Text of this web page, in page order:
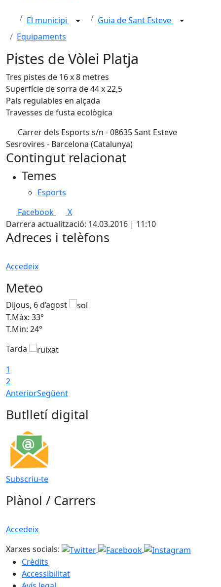
El municipi
Guia de Sant Esteve
Equipaments
Pistes de Vòlei Platja
Tres pistes de 16 x 8 metres
Superfície de sorra de 44 x 22,5
Pals regulables en alçada
Travesses de fusta ecològica
Carrer dels Esports s/n - 08635 Sant Esteve
Sesrovires - Barcelona (Catalunya)
Contingut relacionat
Temes
Esports
Facebook
X
Darrera actualització: 14.03.2016 | 11:10
Adreces i telèfons
Accedeix
Meteo
Dijous, 6 d’agost
T.Màx: 33°
T.Min: 24°
Tarda
1
2
AnteriorSegüent
Butlletí digital
Subscriu-te
Plànol / Carrers
Accedeix
Xarxes socials:
Crèdits
Accessibilitat